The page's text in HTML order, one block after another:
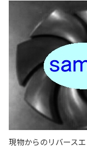
現物からのリバース